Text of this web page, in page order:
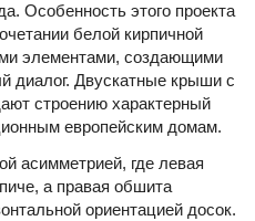
Особенность этого проекта
белой кирпичной
элементами, создающими
диалог. Двускатные крыши с
строению характерный
европейским домам.
асимметрией, где левая
а правая обшита
ориентацией досок.